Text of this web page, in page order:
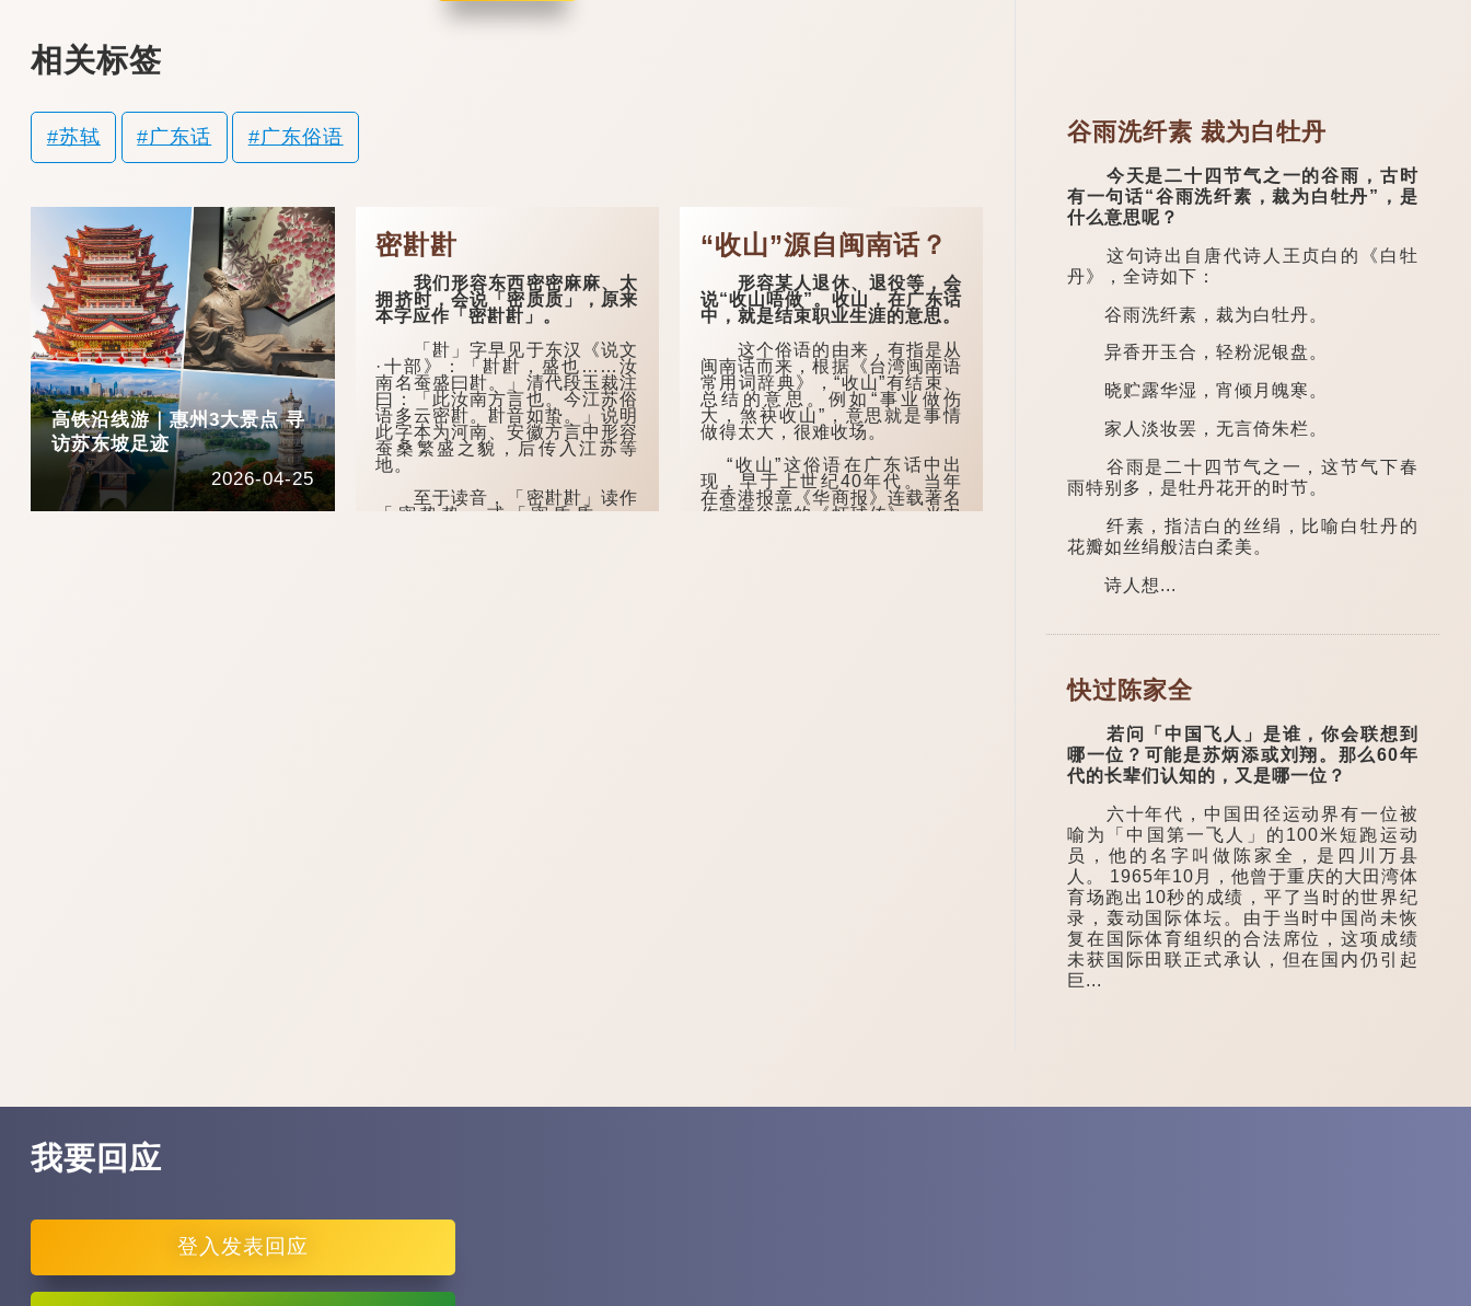
相关标签
苏轼 广东话 广东俗语
高铁沿线游｜惠州3大景点 寻
访苏东坡足迹
2026-04-25
密卙卙
我们形容东西密密麻麻、太
拥挤时，会说「密质质」，原来
本字应作「密卙卙」。
「卙」字早见于东汉《说文
·十部》：「卙卙，盛也……汝
南名蚕盛曰卙。」清代段玉裁注
曰：「此汝南方言也。今江苏俗
语多云密卙。卙音如蛰。」说明
此字本为河南、安徽方言中形容
蚕桑繁盛之貌，后传入江苏等
地。
至于读音，「密卙卙」读作
「密蛰蛰」或「密质质」。
“收山”源自闽南话？
形容某人退休、退役等，会
说“收山唔做”。收山，在广东话
中，就是结束职业生涯的意思。
这个俗语的由来，有指是从
闽南话而来，根据《台湾闽南语
常用词辞典》，“收山”有结束、
总结的意思。例如“事业做伤
大，煞袂收山”，意思就是事情
做得太大，很难收场。
“收山”这俗语在广东话中出
现，早于上世纪40年代。当年
在香港报章《华商报》连载著名
作家黄谷柳的《虾球传》，当中
谷雨洗纤素 裁为白牡丹
今天是二十四节气之一的谷雨，古时
有一句话“谷雨洗纤素，裁为白牡丹”，是
什么意思呢？
这句诗出自唐代诗人王贞白的《白牡
丹》，全诗如下：
谷雨洗纤素，裁为白牡丹。
异香开玉合，轻粉泥银盘。
晓贮露华湿，宵倾月魄寒。
家人淡妆罢，无言倚朱栏。
谷雨是二十四节气之一，这节气下春
雨特别多，是牡丹花开的时节。
纤素，指洁白的丝绢，比喻白牡丹的
花瓣如丝绢般洁白柔美。
诗人想...
快过陈家全
若问「中国飞人」是谁，你会联想到
哪一位？可能是苏炳添或刘翔。那么60年
代的长辈们认知的，又是哪一位？
六十年代，中国田径运动界有一位被
喻为「中国第一飞人」的100米短跑运动
员，他的名字叫做陈家全，是四川万县
人。 1965年10月，他曾于重庆的大田湾体
育场跑出10秒的成绩，平了当时的世界纪
录，轰动国际体坛。由于当时中国尚未恢
复在国际体育组织的合法席位，这项成绩
未获国际田联正式承认，但在国内仍引起
巨...
我要回应
登入发表回应